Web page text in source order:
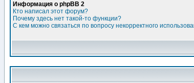
Информация о phpBB 2
Кто написал этот форум?
Почему здесь нет такой-то функции?
С кем можно связаться по вопросу некорректного